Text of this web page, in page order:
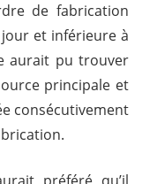
de fabrication
et inférieure à
aurait pu trouver
principale et
consécutivement